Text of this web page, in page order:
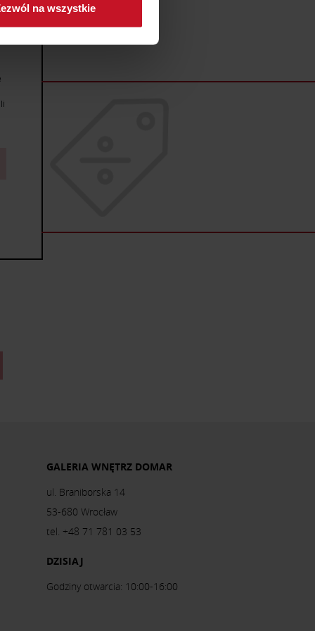
preferencje w
społecznościowym,
od Ciebie lub
na wszystkie
GALERIA WNĘTRZ DOMAR
ul. Braniborska 14
53-680 Wrocław
tel. +48 71 781 03 53
DZISIAJ
Godziny otwarcia: 10:00-16:00